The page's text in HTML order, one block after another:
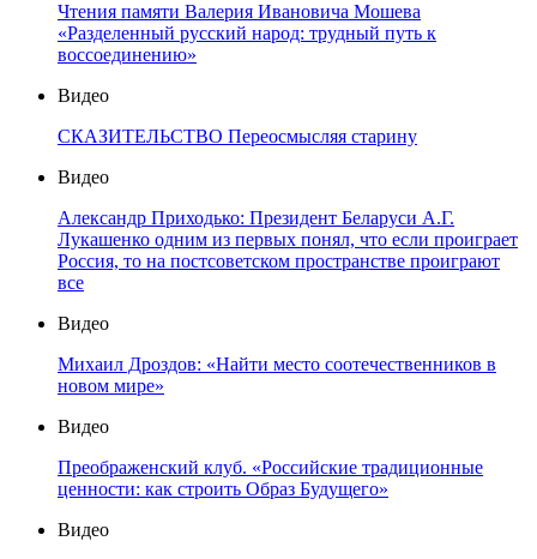
Чтения памяти Валерия Ивановича Мошева
«Разделенный русский народ: трудный путь к
воссоединению»
Видео
СКАЗИТЕЛЬСТВО Переосмысляя старину
Видео
Александр Приходько: Президент Беларуси А.Г.
Лукашенко одним из первых понял, что если проиграет
Россия, то на постсоветском пространстве проиграют
все
Видео
Михаил Дроздов: «Найти место соотечественников в
новом мире»
Видео
Преображенский клуб. «Российские традиционные
ценности: как строить Образ Будущего»
Видео